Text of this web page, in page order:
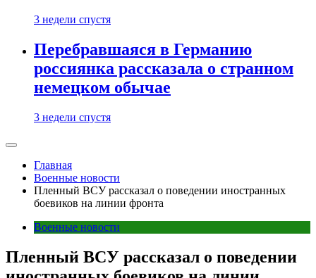
3 недели спустя
Перебравшаяся в Германию
россиянка рассказала о странном
немецком обычае
3 недели спустя
Главная
Военные новости
Пленный ВСУ рассказал о поведении иностранных
боевиков на линии фронта
Военные новости
Пленный ВСУ рассказал о поведении